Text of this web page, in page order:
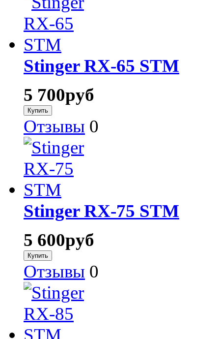
Stinger RX-65 STM
5 700руб
Отзывы 0
Stinger RX-75 STM
5 600руб
Отзывы 0